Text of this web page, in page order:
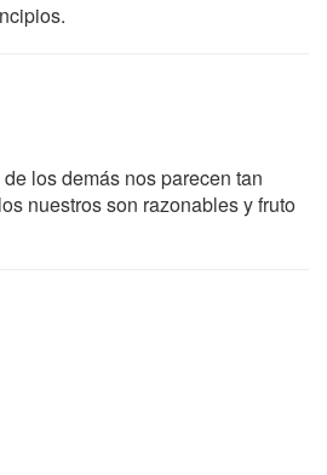
los demás nos parecen tan
nuestros son razonables y fruto